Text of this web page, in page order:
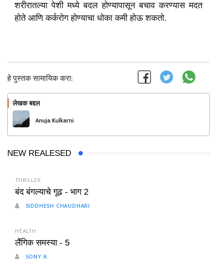
शरीरातल्या पेशी मध्ये बदल होण्यापासून बचाव करण्यास मदत
होते आणि कर्करोग होण्याचा धोका कमी होऊ शकतो.
हे पुस्तक सामायिक करा:
लेखक बद्दल
Anuja Kulkarni
NEW REALESED
THRILLER
बंद बंगल्याचे गूढ - भाग 2
SIDDHESH CHAUDHARI
HEALTH
लैंगिक समस्या - 5
SONY K